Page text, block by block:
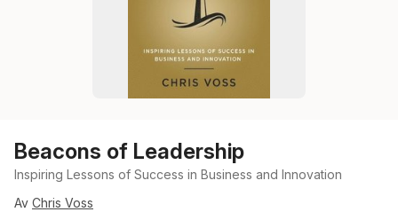
Beacons of Leadership
Inspiring Lessons of Success in Business and Innovation
Av Chris Voss